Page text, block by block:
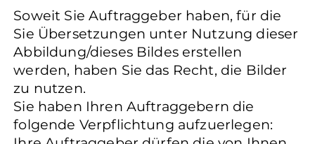
Soweit Sie Auftraggeber haben, für die
Sie Übersetzungen unter Nutzung dieser
Abbildung/dieses Bildes erstellen
werden, haben Sie das Recht, die Bilder
zu nutzen.
Sie haben Ihren Auftraggebern die
folgende Verpflichtung aufzuerlegen: